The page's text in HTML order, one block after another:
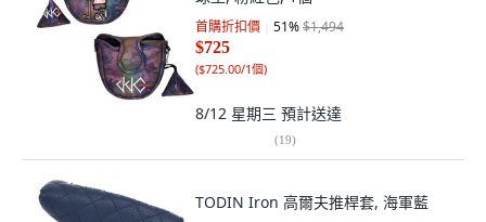
首購折扣價 51%$1,494
$725
($725.00/1個)
8/12 星期三 預計送達
(19)
TODIN Iron 高爾夫推桿套, 海軍藍